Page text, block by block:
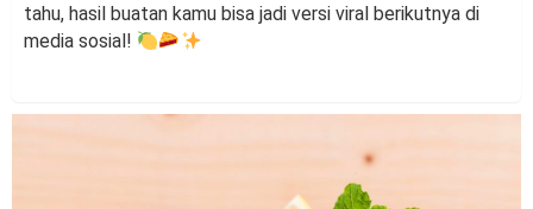
tahu, hasil buatan kamu bisa jadi versi viral berikutnya di
media sosial!